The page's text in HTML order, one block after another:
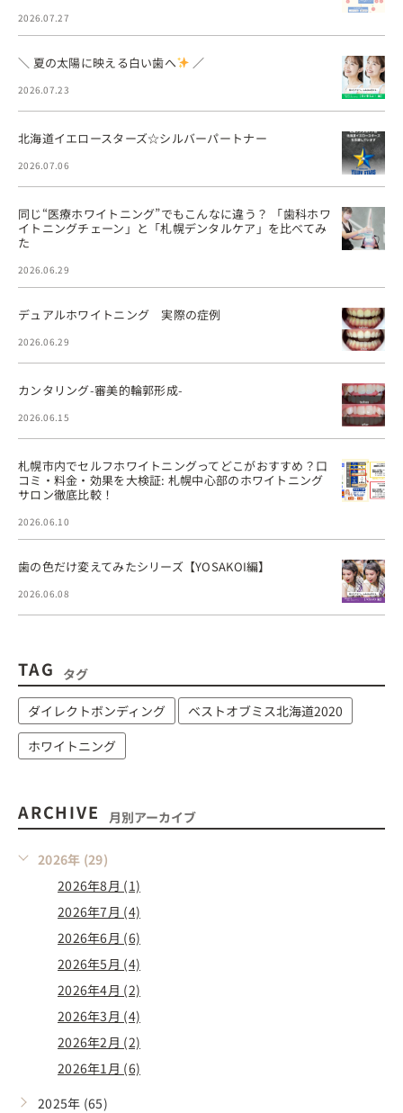
2026.07.27
＼ 夏の太陽に映える白い歯へ ／
2026.07.23
北海道イエロースターズ☆シルバーパートナー
2026.07.06
同じ“医療ホワイトニング”でもこんなに違う？ 「歯科ホワ
イトニングチェーン」と「札幌デンタルケア」を比べてみ
た
2026.06.29
デュアルホワイトニング 実際の症例
2026.06.29
カンタリング-審美的輪郭形成-
2026.06.15
札幌市内でセルフホワイトニングってどこがおすすめ？口
コミ・料金・効果を大検証: 札幌中心部のホワイトニング
サロン徹底比較！
2026.06.10
歯の色だけ変えてみたシリーズ【YOSAKOI編】
2026.06.08
TAG タグ
ダイレクトボンディング
ベストオブミス北海道2020
ホワイトニング
ARCHIVE 月別アーカイブ
2026年 (29)
2026年8月 (1)
2026年7月 (4)
2026年6月 (6)
2026年5月 (4)
2026年4月 (2)
2026年3月 (4)
2026年2月 (2)
2026年1月 (6)
2025年 (65)